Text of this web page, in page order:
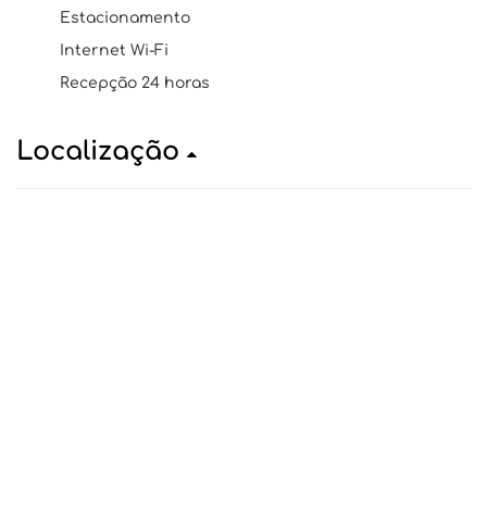
Estacionamento
Internet Wi-Fi
Recepção 24 horas
Localização